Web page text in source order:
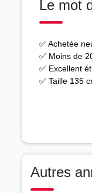
Le mot
✅ Achetée
✅ Moins de
✅ Excellent
✅ Taille 135
Autres